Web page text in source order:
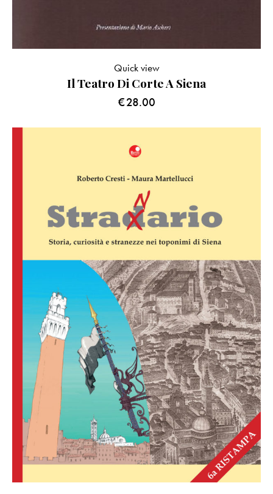
Il Teatro Di Corte A Siena
€28.00
Quick view